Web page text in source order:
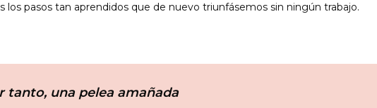
los pasos tan aprendidos que de nuevo triunfásemos sin ningún trabajo.
tanto, una pelea amañada